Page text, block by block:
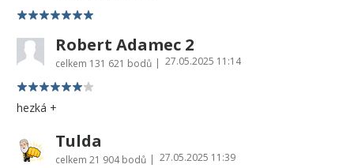
Robert Adamec 2
celkem 131 621 bodů | 27.05.2025 11:14
hezká +
Tulda
celkem 21 904 bodů | 27.05.2025 11:39